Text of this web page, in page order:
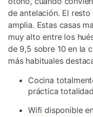
de antelación. El
amplia. Estas casas
muy alto entre los
de 9,5 sobre 10 en la
más habituales
Cocina
práctica
Wifi disponible